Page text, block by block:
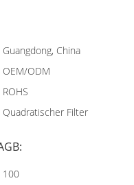
Guangdong, China
OEM/ODM
ROHS
Quadratischer Filter
100